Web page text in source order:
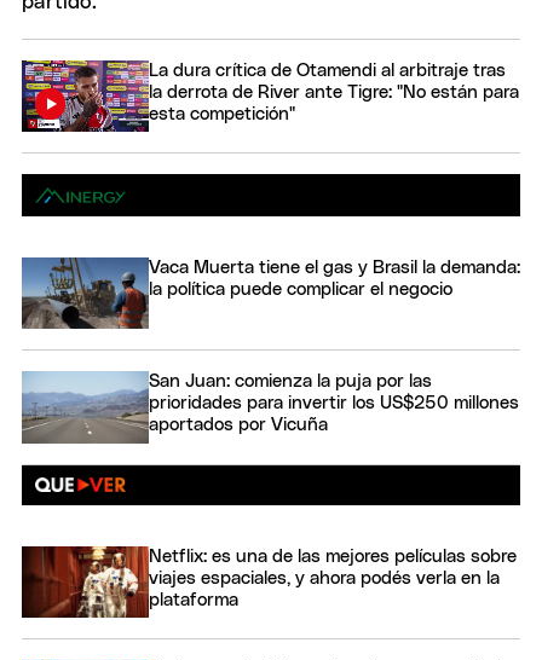
La dura crítica de Otamendi al arbitraje tras
la derrota de River ante Tigre: "No están para
esta competición"
Vaca Muerta tiene el gas y Brasil la demanda:
la política puede complicar el negocio
San Juan: comienza la puja por las
prioridades para invertir los US$250 millones
aportados por Vicuña
Netflix: es una de las mejores películas sobre
viajes espaciales, y ahora podés verla en la
plataforma